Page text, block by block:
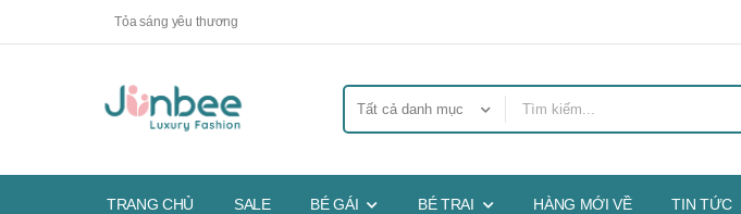
Tỏa sáng yêu thương
TRANG CHỦ SALE BÉ GÁI BÉ TRAI HÀNG MỚI VỀ TIN TỨC